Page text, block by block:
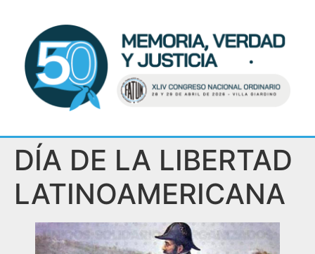
DÍA DE LA LIBERTAD
LATINOAMERICANA